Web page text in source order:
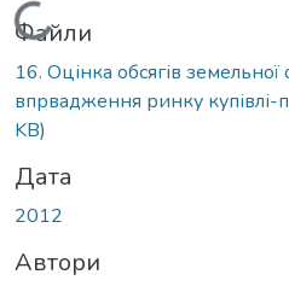
Вантажиться...
Файли
16. Оцінка обсягів земельної
впрвадження ринку купівлі-
KB)
Дата
2012
Автори